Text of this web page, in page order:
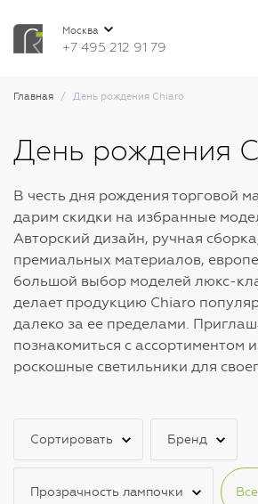
Москва
+7 495 212 91 79
Главная День рождения Chiaro
День рождения
В честь дня рождения торговой
дарим скидки на избранные
Авторский дизайн, ручная
премиальных материалов,
большой выбор моделей люкс-
делает продукцию Chiaro
далеко за ее пределами.
познакомиться с ассортиментом
роскошные светильники для
Сортировать Бренд
Прозрачность лампочки